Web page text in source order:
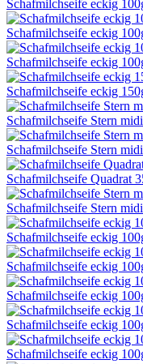
Schafmilchseife eckig
Schafmilchseife eckig
Schafmilchseife eckig
Schafmilchseife eckig
Schafmilchseife Stern
Schafmilchseife Stern
Schafmilchseife Quadrat
Schafmilchseife Stern
Schafmilchseife eckig
Schafmilchseife eckig
Schafmilchseife eckig
Schafmilchseife eckig
Schafmilchseife eckig